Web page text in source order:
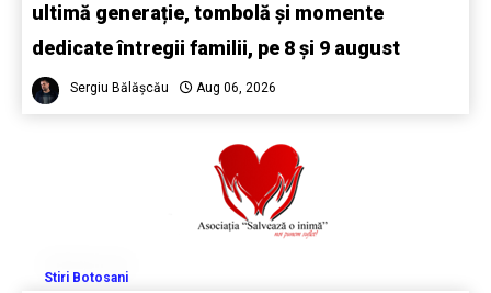
ultimă generație, tombolă și momente
dedicate întregii familii, pe 8 și 9 august
Sergiu Bălășcău Aug 06, 2026
Stiri Botosani